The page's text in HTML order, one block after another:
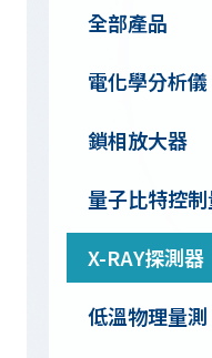
全部產品
電化學分析儀
鎖相放大器
量子比特控
X-RAY探測器
低溫物理量測